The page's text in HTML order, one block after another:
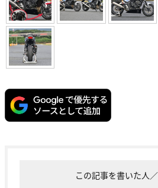
この記事を書いた人